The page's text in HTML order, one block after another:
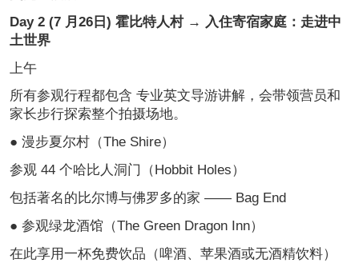
Day 2 (7 月26日) 霍比特人村 → 入住寄宿家庭：走进中
土世界
上午
所有参观行程都包含 专业英文导游讲解，会带领营员和
家长步行探索整个拍摄场地。
● 漫步夏尔村（The Shire）
参观 44 个哈比人洞门（Hobbit Holes）
包括著名的比尔博与佛罗多的家 —— Bag End
● 参观绿龙酒馆（The Green Dragon Inn）
在此享用一杯免费饮品（啤酒、苹果酒或无酒精饮料）